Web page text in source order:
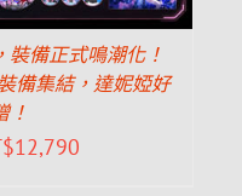
裝備正式鳴潮化！
備集結，達妮婭好
！
12,790